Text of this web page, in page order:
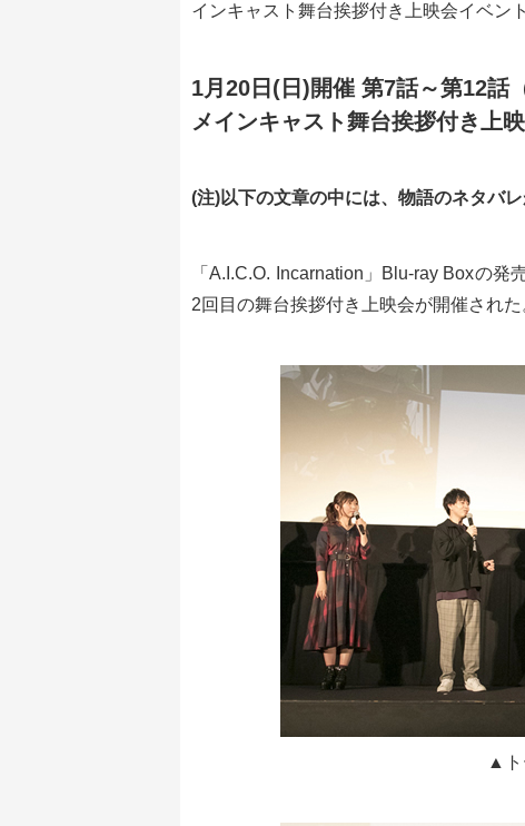
インキャスト舞台挨拶付き上映会イベン
1月20日(日)開催 第7話～第12
メインキャスト舞台挨拶付き上
(注)以下の文章の中には、物語のネタバレ
「A.I.C.O. Incarnation」Blu-ray Boxの
2回目の舞台挨拶付き上映会が開催された
▲ト